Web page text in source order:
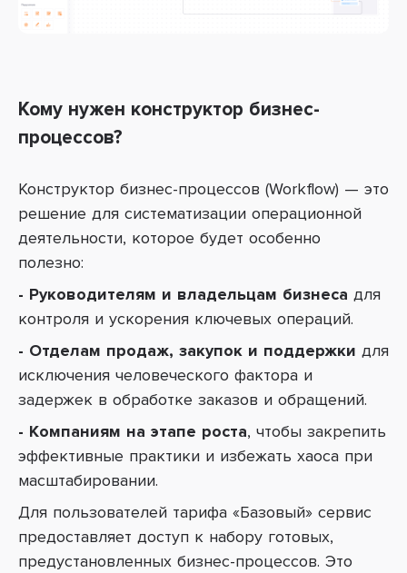
Кому нужен конструктор бизнес-
процессов?
Конструктор бизнес-процессов (Workflow) — это
решение для систематизации операционной
деятельности, которое будет особенно
полезно:
- Руководителям и владельцам бизнеса для
контроля и ускорения ключевых операций.
- Отделам продаж, закупок и поддержки для
исключения человеческого фактора и
задержек в обработке заказов и обращений.
- Компаниям на этапе роста, чтобы закрепить
эффективные практики и избежать хаоса при
масштабировании.
Для пользователей тарифа «Базовый» сервис
предоставляет доступ к набору готовых,
предустановленных бизнес-процессов. Это